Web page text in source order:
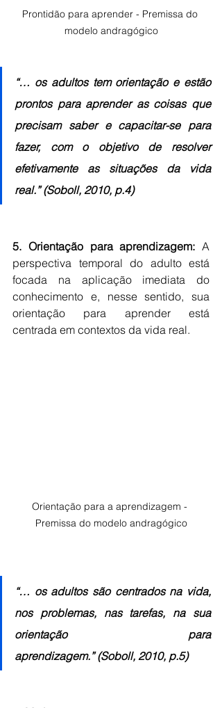
Prontidão para aprender - Premissa do
modelo andragógico
“… os adultos tem orientação e estão
prontos para aprender as coisas que
precisam saber e capacitar-se para
fazer, com o objetivo de resolver
efetivamente as situações da vida
real.” (Soboll, 2010, p.4)
5. Orientação para aprendizagem: A
perspectiva temporal do adulto está
focada na aplicação imediata do
conhecimento e, nesse sentido, sua
orientação para aprender está
centrada em contextos da vida real.
Orientação para a aprendizagem -
Premissa do modelo andragógico
“… os adultos são centrados na vida,
nos problemas, nas tarefas, na sua
orientação para
aprendizagem.” (Soboll, 2010, p.5)